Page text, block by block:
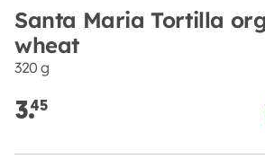
Santa Maria Tortilla
wheat
320 g
3.45